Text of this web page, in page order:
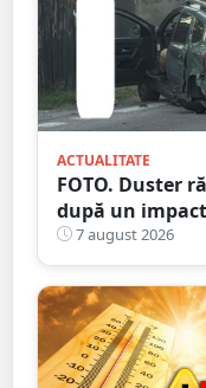
ACTUALITATE
FOTO. Duster
după un
implicarea unei
7 august 2026